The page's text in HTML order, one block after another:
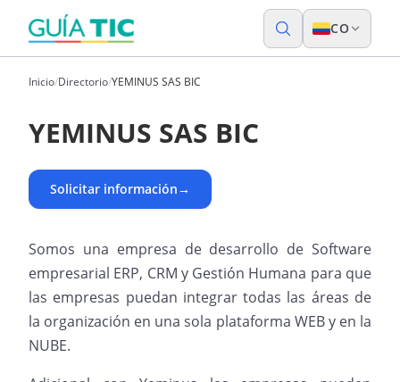
CO
Inicio/Directorio/YEMINUS SAS BIC
YEMINUS SAS BIC
Solicitar información→
Somos una empresa de desarrollo de Software
empresarial ERP, CRM y Gestión Humana para que
las empresas puedan integrar todas las áreas de
la organización en una sola plataforma WEB y en la
NUBE.